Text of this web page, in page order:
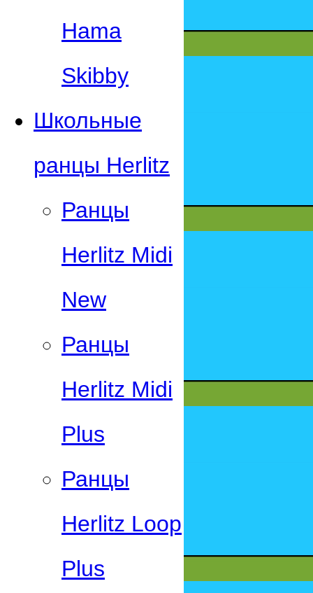
Hama
Skibby
Школьные
ранцы Herlitz
Ранцы
Herlitz Midi
New
Ранцы
Herlitz Midi
Plus
Ранцы
Herlitz Loop
Plus